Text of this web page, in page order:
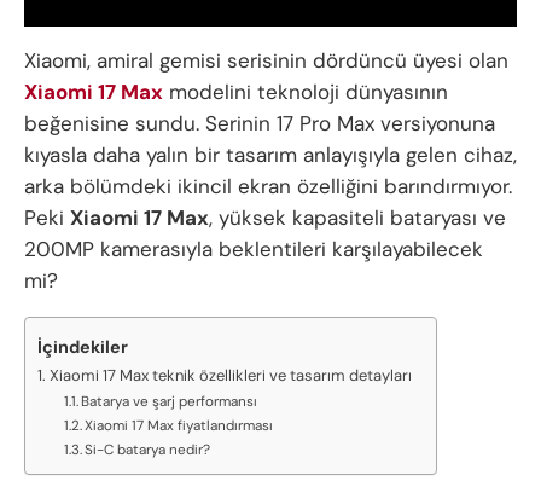
Xiaomi, amiral gemisi serisinin dördüncü üyesi olan
Xiaomi 17 Max modelini teknoloji dünyasının
beğenisine sundu. Serinin 17 Pro Max versiyonuna
kıyasla daha yalın bir tasarım anlayışıyla gelen cihaz,
arka bölümdeki ikincil ekran özelliğini barındırmıyor.
Peki Xiaomi 17 Max, yüksek kapasiteli bataryası ve
200MP kamerasıyla beklentileri karşılayabilecek
mi?
İçindekiler
Xiaomi 17 Max teknik özellikleri ve tasarım detayları
Batarya ve şarj performansı
Xiaomi 17 Max fiyatlandırması
Si-C batarya nedir?